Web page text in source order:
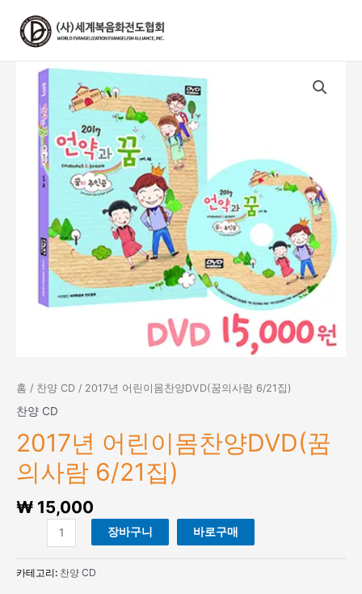
홈 / 찬양 CD / 2017년 어린이몸찬양DVD(꿈의사람 6/21집)
찬양 CD
2017년 어린이몸찬양DVD(꿈
의사람 6/21집)
₩ 15,000
어
린
장바구니 바로구매
카테고리: 찬양 CD